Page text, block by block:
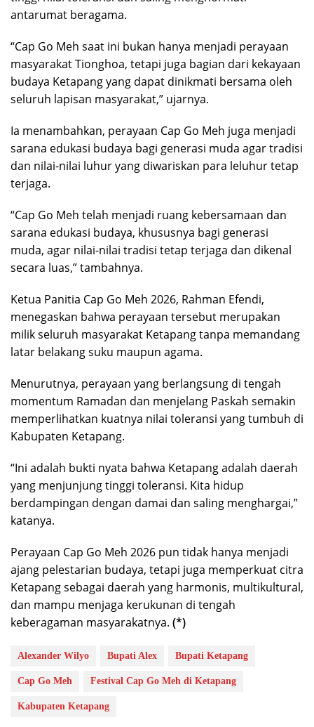
antarumat beragama.
“Cap Go Meh saat ini bukan hanya menjadi perayaan
masyarakat Tionghoa, tetapi juga bagian dari kekayaan
budaya Ketapang yang dapat dinikmati bersama oleh
seluruh lapisan masyarakat,” ujarnya.
Ia menambahkan, perayaan Cap Go Meh juga menjadi
sarana edukasi budaya bagi generasi muda agar tradisi
dan nilai-nilai luhur yang diwariskan para leluhur tetap
terjaga.
“Cap Go Meh telah menjadi ruang kebersamaan dan
sarana edukasi budaya, khususnya bagi generasi
muda, agar nilai-nilai tradisi tetap terjaga dan dikenal
secara luas,” tambahnya.
Ketua Panitia Cap Go Meh 2026, Rahman Efendi,
menegaskan bahwa perayaan tersebut merupakan
milik seluruh masyarakat Ketapang tanpa memandang
latar belakang suku maupun agama.
Menurutnya, perayaan yang berlangsung di tengah
momentum Ramadan dan menjelang Paskah semakin
memperlihatkan kuatnya nilai toleransi yang tumbuh di
Kabupaten Ketapang.
“Ini adalah bukti nyata bahwa Ketapang adalah daerah
yang menjunjung tinggi toleransi. Kita hidup
berdampingan dengan damai dan saling menghargai,”
katanya.
Perayaan Cap Go Meh 2026 pun tidak hanya menjadi
ajang pelestarian budaya, tetapi juga memperkuat citra
Ketapang sebagai daerah yang harmonis, multikultural,
dan mampu menjaga kerukunan di tengah
keberagaman masyarakatnya. (*)
Alexander Wilyo Bupati Alex Bupati Ketapang
Cap Go Meh Festival Cap Go Meh di Ketapang
Kabupaten Ketapang